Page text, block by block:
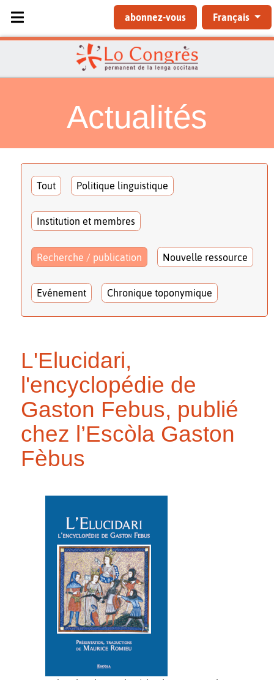
Sélectionnez votre langue
abonnez-vous Français
Actualités
Tout Politique linguistique
Institution et membres
Recherche / publication Nouvelle ressource
Evénement Chronique toponymique
L'Elucidari,
l'encyclopédie de
Gaston Febus, publié
chez l’Escòla Gaston
Fèbus